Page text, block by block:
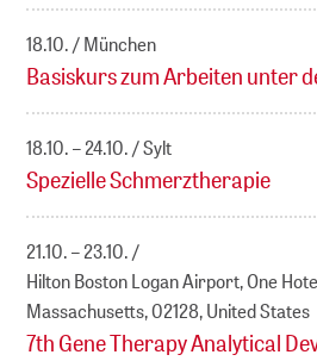
18.10. München
Basiskurs zum Arbeiten unter
18.10. – 24.10. Sylt
Spezielle Schmerztherapie
21.10. – 23.10.
Hilton Boston Logan Airport, One
Massachusetts, 02128, United States
7th Gene Therapy Analytical